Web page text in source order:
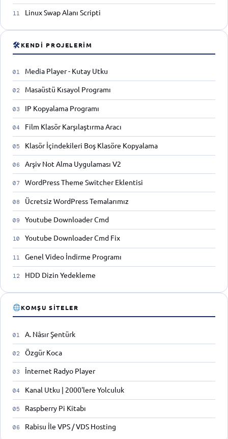
Linux Swap Alanı Scripti
🛠KENDI PROJELERIM
Media Player - Kutay Utku
Masaüstü Kısayol Programı
IP Kopyalama Programı
Film Klasör Karşılaştırma Aracı
Klasör İçindekileri Boş Klasöre Kopyalama
Arşiv Not Alma Uygulaması V2
WordPress Theme Switcher Eklentisi
Ücretsiz WordPress Temalarımız
Youtube Downloader Cmd
Youtube Downloader Cmd Fix
Genel Video İndirme Programı
HDD Dizin Yedekleme
KOMŞU SITELER
A. Nâsır Şentürk
Özgür Koca
İnternet Radyo Player
Kanal Utku | 2000'lere Yolculuk
Raspberry Pi Kitabı
Rabisu İle VPS / VDS Hosting